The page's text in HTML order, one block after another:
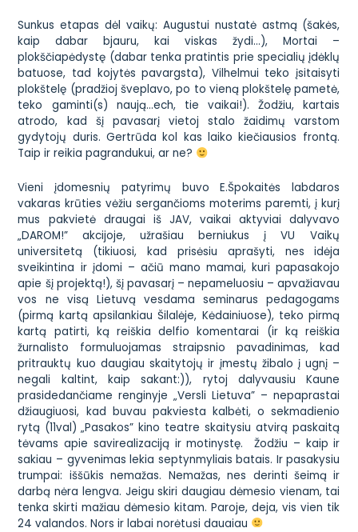
Sunkus etapas dėl vaikų: Augustui nustatė astmą (šakės,
kaip dabar bjauru, kai viskas žydi…), Mortai –
plokščiapėdystę (dabar tenka pratintis prie specialių įdėklų
batuose, tad kojytės pavargsta), Vilhelmui teko įsitaisyti
plokštelę (pradžioj šveplavo, po to vieną plokštelę pametė,
teko gaminti(s) naują…ech, tie vaikai!). Žodžiu, kartais
atrodo, kad šį pavasarį vietoj stalo žaidimų varstom
gydytojų duris. Gertrūda kol kas laikokiečiausios frontą.
Taip ir reikiapagrandukui, ar ne?
Vieni įdomesnių patyrimų buvoE.Špokaitės labdaros
vakaras krūties vėžiu sergančioms moterims paremti, į kurį
mus pakvietė draugai iš JAV, vaikai aktyviai dalyvavo
„DAROM!” akcijoje, užrašiau berniukus įVU Vaikų
universitetą (tikiuosi, kad prisėsiu aprašyti, nes idėja
sveikintina ir įdomi – ačiū mano mamai, kuri papasakojo
apie šį projektą!), šį pavasarį – nepameluosiu – apvažiavau
vos ne visą Lietuvą vesdama seminarus pedagogams
(pirmą kartą apsilankiau Šilalėje, Kėdainiuose), teko pirmą
kartą patirti, ką reiškiadelfio komentarai (ir ką reiškia
žurnalisto formuluojamas straipsnio pavadinimas, kad
pritrauktų kuo daugiau skaitytojų ir įmestų žibalo į ugnį –
negali kaltint, kaip sakant:)), rytoj dalyvausiuKaune
prasidedančiame renginyje „Versli Lietuva” – nepaprastai
džiaugiuosi, kad buvau pakviesta kalbėti, o sekmadienio
rytą (11val)„Pasakos” kino teatre skaitysiu atvirą paskaitą
tėvams apie savirealizaciją ir motinystę. Žodžiu – kaip ir
sakiau – gyvenimas lekia septynmyliais batais. Ir pasakysiu
trumpai: iššūkis nemažas. Nemažas, nes derinti šeimą ir
darbą nėra lengva. Jeigu skiri daugiau dėmesio vienam, tai
tenka skirti mažiau dėmesio kitam. Paroje, deja, vis vien tik
24 valandos. Nors ir labai norėtųsi daugiau